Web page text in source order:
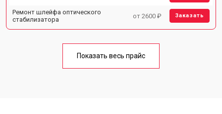
Ремонт шлейфа оптического
стабилизатора
от 2600 ₽ Заказать
Показать весь прайс